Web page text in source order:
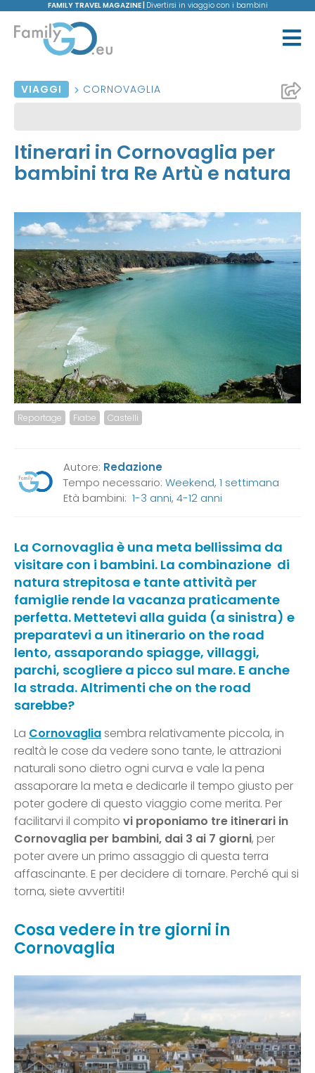
FAMILY TRAVEL MAGAZINE | Divertirsi in viaggio con i bambini
VIAGGI CORNOVAGLIA
Itinerari in Cornovaglia per
bambini tra Re Artù e natura
Reportage Fiabe Castelli
Autore: Redazione
Tempo necessario: Weekend, 1 settimana
Età bambini: 1-3 anni, 4-12 anni
La Cornovaglia è una meta bellissima da
visitare con i bambini. La combinazione di
natura strepitosa e tante attività per
famiglie rende la vacanza praticamente
perfetta. Mettetevi alla guida (a sinistra) e
preparatevi a un itinerario on the road
lento, assaporando spiagge, villaggi,
parchi, scogliere a picco sul mare. E anche
la strada. Altrimenti che on the road
sarebbe?
La Cornovagliasembra relativamente piccola, in
realtà le cose da vedere sono tante, le attrazioni
naturali sono dietro ogni curva e vale la pena
assaporare la meta e dedicarle il tempo giusto per
poter godere di questo viaggio come merita. Per
facilitarvi il compito vi proponiamo tre itinerari in
Cornovaglia per bambini, dai 3 ai 7 giorni, per
poter avere un primo assaggio di questa terra
affascinante. E per decidere di tornare. Perché qui si
torna, siete avvertiti!
Cosa vedere in tre giorni in
Cornovaglia